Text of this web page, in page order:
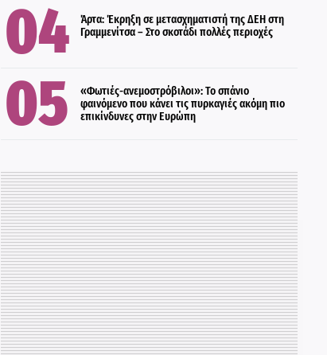
Άρτα: Έκρηξη σε μετασχηματιστή της ΔΕΗ στη
Γραμμενίτσα – Στο σκοτάδι πολλές περιοχές
ΔΙΕΘΝΗ
«Φωτιές-ανεμοστρόβιλοι»: Το σπάνιο
φαινόμενο που κάνει τις πυρκαγιές ακόμη πιο
επικίνδυνες στην Ευρώπη